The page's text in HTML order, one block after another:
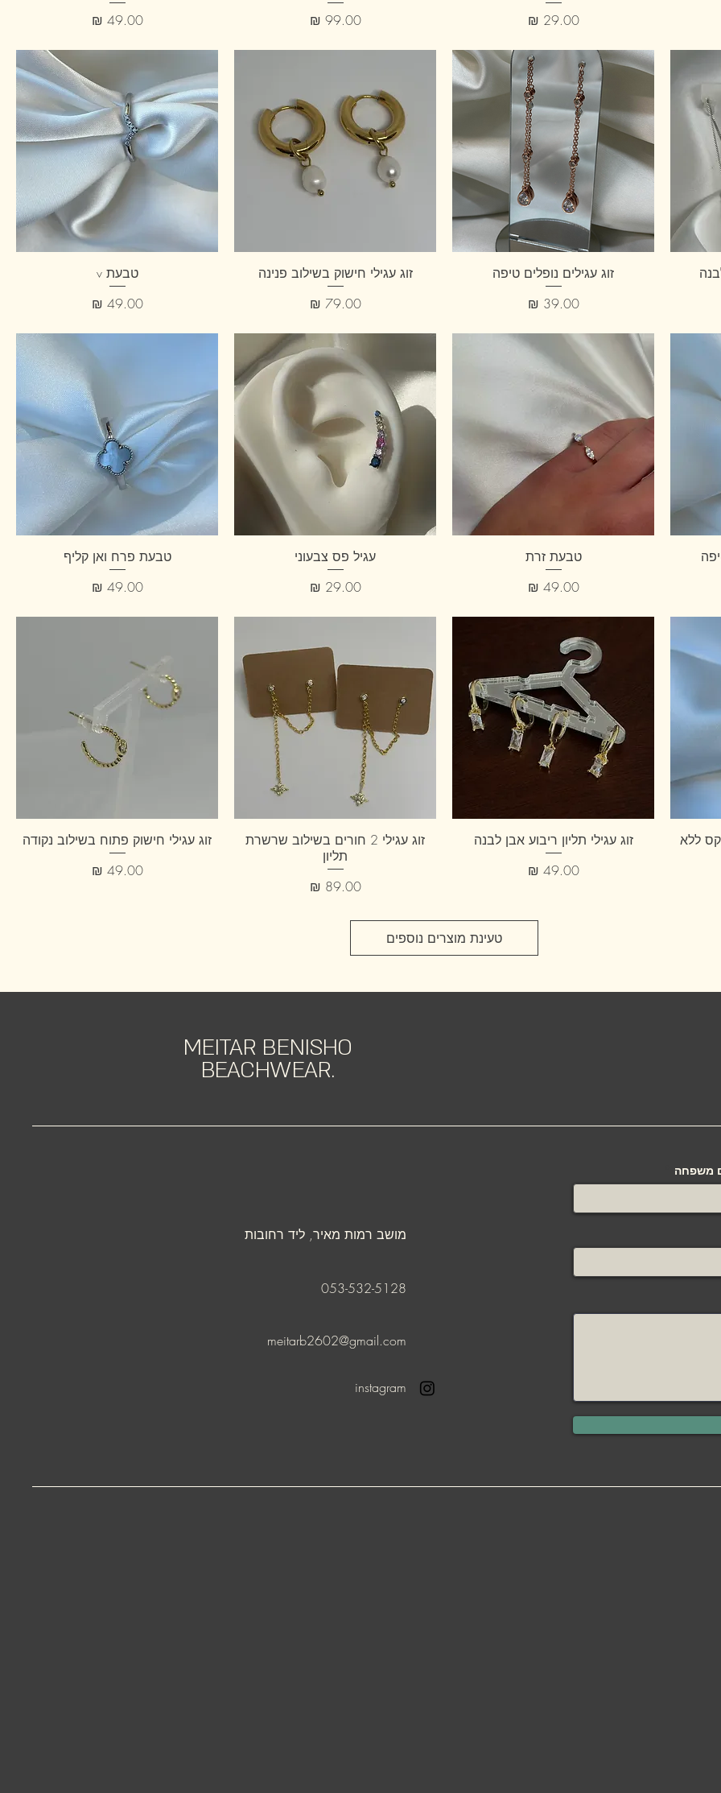
מחיר‏29.00 ‏₪
מחיר‏99.00 ‏₪
מחיר‏49.00 ‏₪
זוג עגילים נופלים טיפה
מחיר‏39.00 ‏₪
זוג עגילי חישוק בשילוב פנינה
מחיר‏79.00 ‏₪
טבעת v
מחיר‏49.00 ‏₪
טבעת זרת
מחיר‏49.00 ‏₪
עגיל פס צבעוני
מחיר‏29.00 ‏₪
טבעת פרח ואן קליף
מחיר‏49.00 ‏₪
ללא
זוג עגילי תליון ריבוע אבן לבנה
מחיר‏49.00 ‏₪
זוג עגילי 2 חורים בשילוב שרשרת
תליון
מחיר‏89.00 ‏₪
זוג עגילי חישוק פתוח בשילוב נקודה
מחיר‏49.00 ‏₪
טעינת מוצרים נוספים
MEITAR BENISHO
BEACHWEAR.
מושב רמות מאיר, ליד רחובות
053-532-5128
meitarb2602@gmail.com
instagram
משפחה